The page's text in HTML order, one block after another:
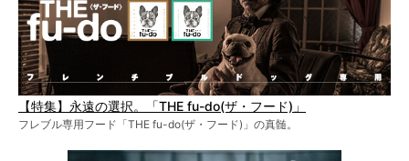
【特集】永遠の選択。「THE fu-do(ザ・フード)」
フレブル専用フード「THE fu-do(ザ・フード)」の真髄。